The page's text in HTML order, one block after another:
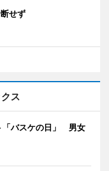
せず
ス
「バスケの日」 男女